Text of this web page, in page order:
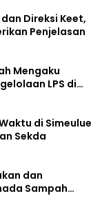
Direksi Keet,
Penjelasan
Mengaku
LPS di
di Simeulue
Sekda
dan
Sampah